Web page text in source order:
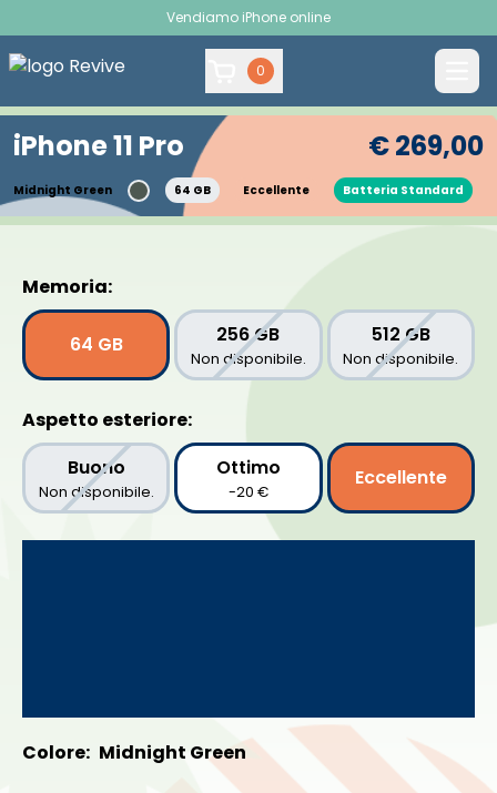
Vendiamo iPhone online
0
iPhone 11 Pro € 269,00
Midnight Green 64 GB Eccellente Batteria Standard
>
Memoria:
64 GB 256 GB
Non disponibile.
512 GB
Non disponibile.
Aspetto esteriore:
Buono
Non disponibile.
Ottimo
-20 €
Eccellente
Colore: Midnight Green